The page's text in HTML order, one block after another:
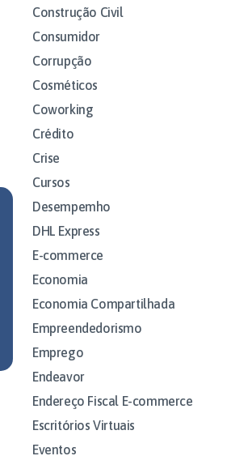
Construção Civil
Consumidor
Corrupção
Cosméticos
Coworking
Crédito
Crise
Cursos
Desempemho
DHL Express
E-commerce
Economia
Economia Compartilhada
Empreendedorismo
Emprego
Endeavor
Endereço Fiscal E-commerce
Escritórios Virtuais
Eventos